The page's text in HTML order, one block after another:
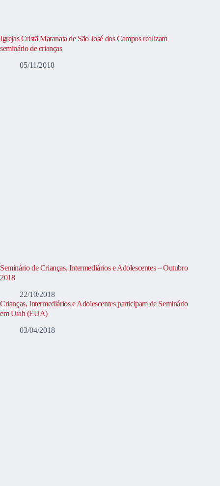
Igrejas Cristã Maranata de São José dos Campos realizam
seminário de crianças
05/11/2018
Seminário de Crianças, Intermediários e Adolescentes – Outubro
2018
22/10/2018
Crianças, Intermediários e Adolescentes participam de Seminário
em Utah (EUA)
03/04/2018